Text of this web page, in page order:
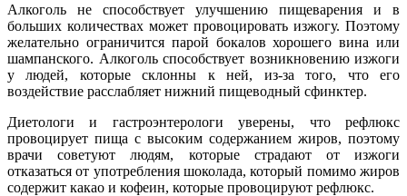
Алкоголь не способствует улучшению пищеварения и в
больших количествах может провоцировать изжогу. Поэтому
желательно ограничится парой бокалов хорошего вина или
шампанского. Алкоголь способствует возникновению изжоги
у людей, которые склонны к ней, из-за того, что его
воздействие расслабляет нижний пищеводный сфинктер.
Диетологи и гастроэнтерологи уверены, что рефлюкс
провоцирует пища с высоким содержанием жиров, поэтому
врачи советуют людям, которые страдают от изжоги
отказаться от употребления шоколада, который помимо жиров
содержит какао и кофеин, которые провоцируют рефлюкс.